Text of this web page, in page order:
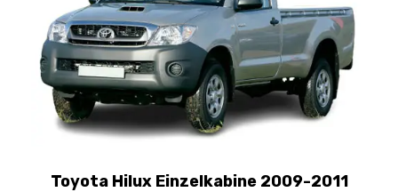
Toyota Hilux Einzelkabine 2009-2011